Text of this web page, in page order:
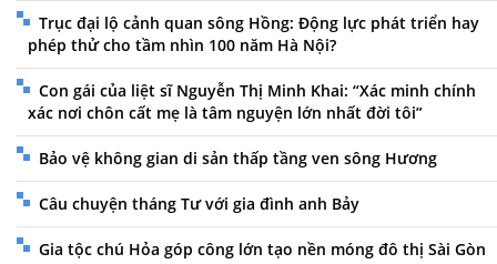
Trục đại lộ cảnh quan sông Hồng: Động lực phát triển hay
phép thử cho tầm nhìn 100 năm Hà Nội?
Con gái của liệt sĩ Nguyễn Thị Minh Khai: “Xác minh chính
xác nơi chôn cất mẹ là tâm nguyện lớn nhất đời tôi”
Bảo vệ không gian di sản thấp tầng ven sông Hương
Câu chuyện tháng Tư với gia đình anh Bảy
Gia tộc chú Hỏa góp công lớn tạo nền móng đô thị Sài Gòn